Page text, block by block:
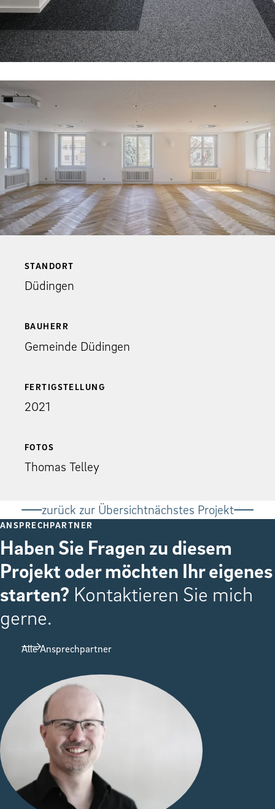
STANDORT
Düdingen
BAUHERR
Gemeinde Düdingen
FERTIGSTELLUNG
2021
FOTOS
Thomas Telley
zurück zur Übersichtnächstes Projekt
ANSPRECHPARTNER
Haben Sie Fragen zu diesem
Projekt oder möchten Ihr eigenes
starten? Kontaktieren Sie mich
gerne.
Alle Ansprechpartner